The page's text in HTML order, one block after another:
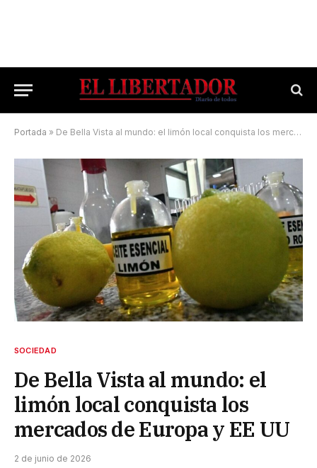
Portada » De Bella Vista al mundo: el limón local conquista los mercados de Europa y EE UU
SOCIEDAD
De Bella Vista al mundo: el
limón local conquista los
mercados de Europa y EE UU
2 de junio de 2026